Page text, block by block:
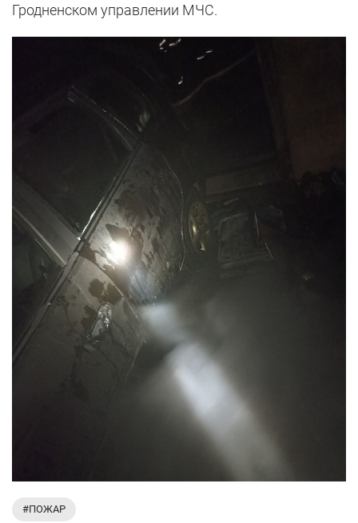
Гродненском управлении МЧС.
#ПОЖАР